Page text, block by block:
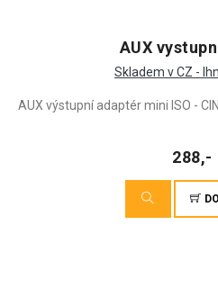
AUX
Skladem v CZ -
AUX výstupní adaptér mini ISO -
288,-